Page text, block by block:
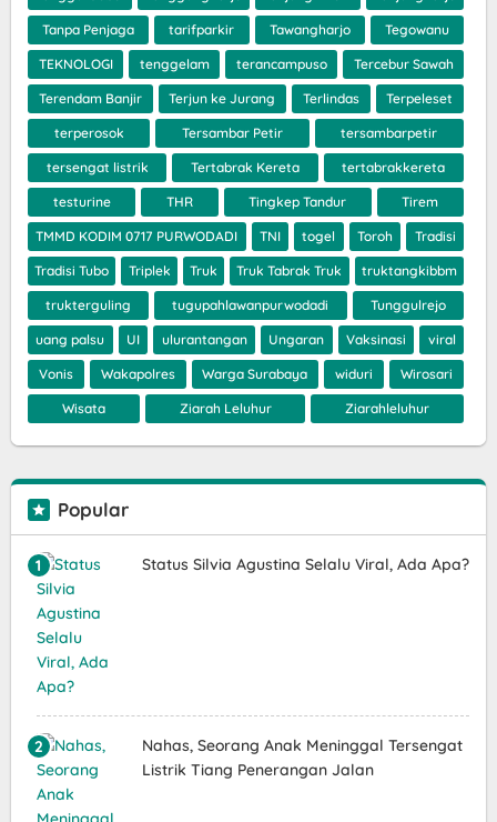
Tanpa Penjaga tarifparkir Tawangharjo Tegowanu
TEKNOLOGI tenggelam terancampuso Tercebur Sawah
Terendam Banjir Terjun ke Jurang Terlindas Terpeleset
terperosok Tersambar Petir tersambarpetir
tersengat listrik Tertabrak Kereta tertabrakkereta
testurine THR Tingkep Tandur Tirem
TMMD KODIM 0717 PURWODADI TNI togel Toroh Tradisi
Tradisi Tubo Triplek Truk Truk Tabrak Truk truktangkibbm
trukterguling tugupahlawanpurwodadi Tunggulrejo
uang palsu UI ulurantangan Ungaran Vaksinasi viral
Vonis Wakapolres Warga Surabaya widuri Wirosari
Wisata Ziarah Leluhur Ziarahleluhur
Popular
Status Silvia Agustina Selalu Viral, Ada Apa?
Nahas, Seorang Anak Meninggal Tersengat
Listrik Tiang Penerangan Jalan